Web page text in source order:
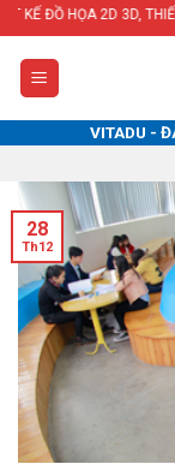
Skip
to
content
THIẾT KẾ WEBSITE,
VITADU -
28
Th12